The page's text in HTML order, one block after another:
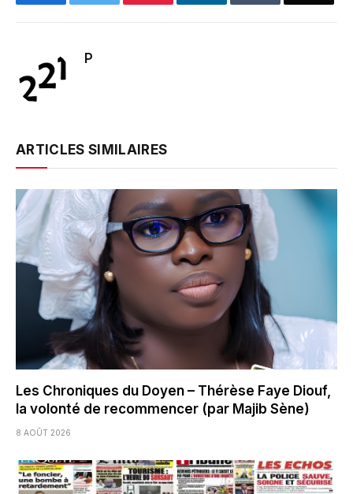
P
ARTICLES SIMILAIRES
Les Chroniques du Doyen – Thérèse Faye Diouf,
la volonté de recommencer (par Majib Sène)
8 AOÛT 2026